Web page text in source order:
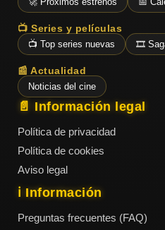
📺 Series y películas
📺 Top series nuevas 🎞️
📰 Actualidad
Noticias del cine
📄 Información legal
Política de privacidad
Política de cookies
Aviso legal
ℹ️ Información
Preguntas frecuentes (FAQ)